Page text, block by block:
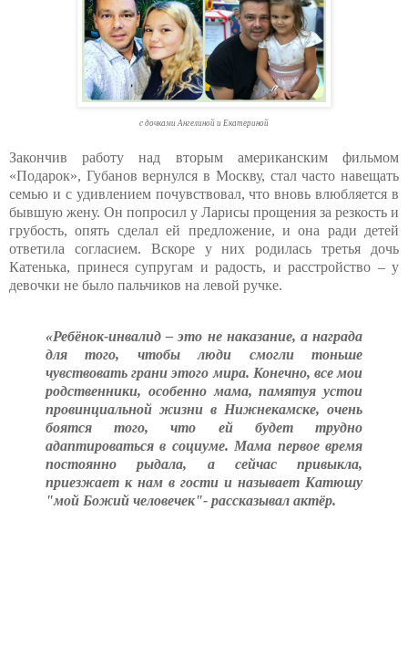
с дочками Ангелиной и Екатериной
Закончив работу над вторым американским фильмом
«Подарок», Губанов вернулся в Москву, стал часто навещать
семью и с удивлением почувствовал, что вновь влюбляется в
бывшую жену. Он попросил у Ларисы прощения за резкость и
грубость, опять сделал ей предложение, и она ради детей
ответила согласием. Вскоре у них родилась третья дочь
Катенька, принеся супругам и радость, и расстройство – у
девочки не было пальчиков на левой ручке.
«Ребёнок-инвалид – это не наказание, а награда
для того, чтобы люди смогли тоньше
чувствовать грани этого мира. Конечно, все мои
родственники, особенно мама, памятуя устои
провинциальной жизни в Нижнекамске, очень
боятся того, что ей будет трудно
адаптироваться в социуме. Мама первое время
постоянно рыдала, а сейчас привыкла,
приезжает к нам в гости и называет Катюшу
"мой Божий человечек"- рассказывал актёр.